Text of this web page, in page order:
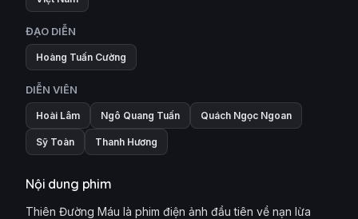
ĐẠO DIỄN
Hoàng Tuấn Cường
DIỄN VIÊN
Hoài Lâm Ngô Quang Tuấn Quách Ngọc Ngoan
Sỹ Toàn Thanh Hương
Nội dung phim
Thiên Đường Máu là phim điện ảnh đầu tiên về nạn lừa